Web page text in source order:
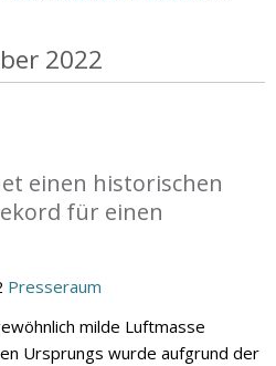
2022
einen historischen
für einen
Presseraum
milde Luftmasse
Ursprungs wurde aufgrund der